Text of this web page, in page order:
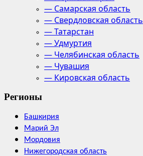
— Самарская область
— Свердловская область
— Татарстан
— Удмуртия
— Челябинская область
— Чувашия
— Кировская область
Регионы
Башкирия
Марий Эл
Мордовия
Нижегородская область